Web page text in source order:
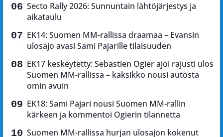
Secto Rally 2026: Sunnuntain lähtöjärjestys ja
aikataulu
EK14: Suomen MM-rallissa draamaa – Evansin
ulosajo avasi Sami Pajarille tilaisuuden
EK17 keskeytetty: Sebastien Ogier ajoi rajusti ulos
Suomen MM-rallissa – kaksikko nousi autosta
omin avuin
EK18: Sami Pajari nousi Suomen MM-rallin
kärkeen ja kommentoi Ogierin tilannetta
Suomen MM-rallissa hurjan ulosajon kokenut